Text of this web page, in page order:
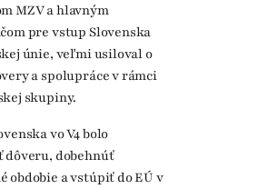
MZV a hlavným
pre vstup Slovenska
únie, veľmi usiloval o
a spolupráce v rámci
skupiny.
vo V4 bolo
dôveru, dobehnúť
obdobie a vstúpiť do EÚ v